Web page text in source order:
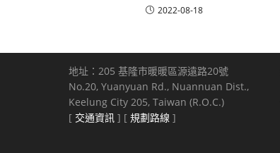
2022-08-18
地址：205 基隆市暖暖區源遠路20號
No.20, Yuanyuan Rd., Nuannuan Dist.,
Keelung City 205, Taiwan (R.O.C.)
[ 交通資訊 ] [ 規劃路線 ]